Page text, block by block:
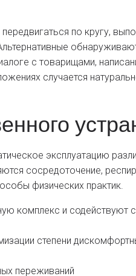
по кругу,
с товарищами,
случается
эксплуатацию
сосредоточение,
физических практик.
комплекс и содействуют
степени
переживаний